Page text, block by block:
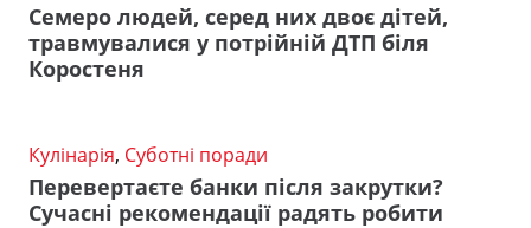
Семеро людей, серед них двоє дітей,
травмувалися у потрійній ДТП біля
Коростеня
Кулінарія, Суботні поради
Перевертаєте банки після закрутки?
Сучасні рекомендації радять робити